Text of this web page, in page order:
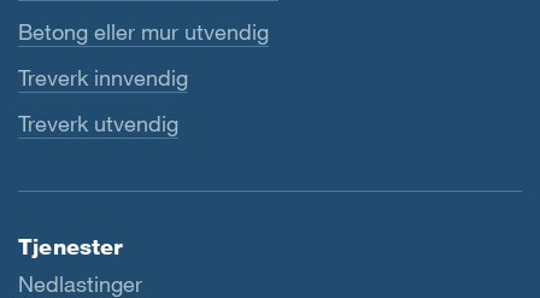
Betong eller mur utvendig
Treverk innvendig
Treverk utvendig
Tjenester
Nedlastinger